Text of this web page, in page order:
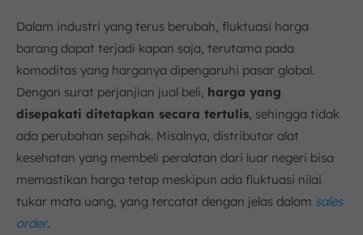
Dalam industri yang terus berubah, fluktuasi harga
barang dapat terjadi kapan saja, terutama pada
komoditas yang harganya dipengaruhi pasar global.
Dengan surat perjanjian jual beli, harga yang
disepakati ditetapkan secara tertulis , sehingga tidak
ada perubahan sepihak. Misalnya, distributor alat
kesehatan yang membeli peralatan dari luar negeri bisa
memastikan harga tetap meskipun ada fluktuasi nilai
tukar mata uang, yang tercatat dengan jelas dalam sales
order.